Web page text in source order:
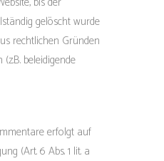
gelöscht wurde
rechtlichen Gründen
beleidigende
erfolgt auf
(Art. 6 Abs. 1 lit. a